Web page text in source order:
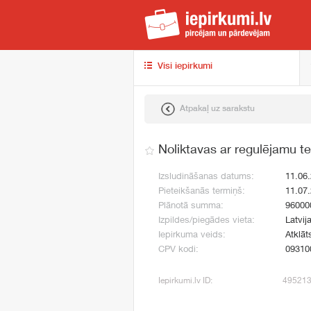
Visi iepirkumi
Atpakaļ uz sarakstu
Noliktavas ar regulējamu
Izsludināšanas datums:
Pieteikšanās termiņš:
Plānotā summa:
Izpildes/piegādes vieta:
Iepirkuma veids:
CPV kodi:
Iepirkumi.lv ID: